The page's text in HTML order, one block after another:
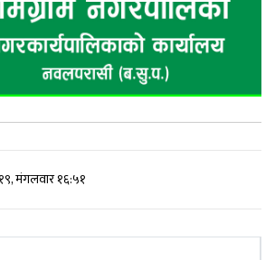
मंगलवार १६:५१